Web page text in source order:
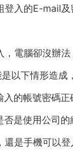
登入的E-mail
，電腦卻沒辦
以下情形造成
的帳號密碼正
是使用公司的
還是手機可以